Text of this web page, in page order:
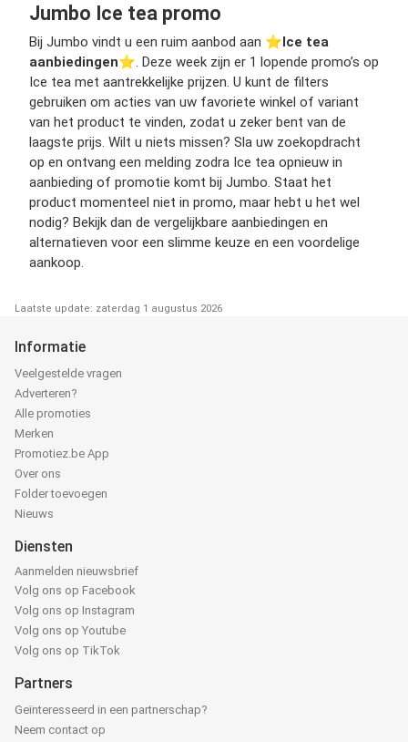
Jumbo Ice tea promo
Bij Jumbo vindt u een ruim aanbod aan ⭐️Ice tea
aanbiedingen⭐️. Deze week zijn er 1 lopende promo’s op
Ice tea met aantrekkelijke prijzen. U kunt de filters
gebruiken om acties van uw favoriete winkel of variant
van het product te vinden, zodat u zeker bent van de
laagste prijs. Wilt u niets missen? Sla uw zoekopdracht
op en ontvang een melding zodra Ice tea opnieuw in
aanbieding of promotie komt bij Jumbo. Staat het
product momenteel niet in promo, maar hebt u het wel
nodig? Bekijk dan de vergelijkbare aanbiedingen en
alternatieven voor een slimme keuze en een voordelige
aankoop.
Laatste update: zaterdag 1 augustus 2026
Informatie
Veelgestelde vragen
Adverteren?
Alle promoties
Merken
Promotiez.be App
Over ons
Folder toevoegen
Nieuws
Diensten
Aanmelden nieuwsbrief
Volg ons op Facebook
Volg ons op Instagram
Volg ons op Youtube
Volg ons op TikTok
Partners
Geïnteresseerd in een partnerschap?
Neem contact op